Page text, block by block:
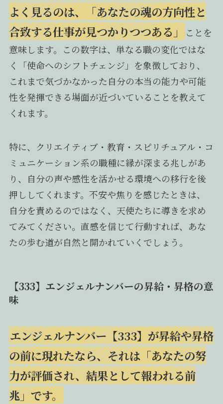
よく見るのは、「あなたの魂の方向性と
合致する仕事が見つかりつつある」ことを
意味します。この数字は、単なる職の変化ではな
く「使命へのシフトチェンジ」を象徴しており、
これまで気づかなかった自分の本当の能力や可能
性を発揮できる場面が近づいていることを教えて
くれます。
特に、クリエイティブ・教育・スピリチュアル・コ
ミュニケーション系の職種に縁が深まる兆しがあ
り、自分の声や感性を活かせる環境への移行を後
押ししてくれます。不安や焦りを感じたときは、
自分を責めるのではなく、天使たちに導きを求め
てみてください。直感を信じて行動すれば、あな
たの歩む道が自然と開かれていくでしょう。
【333】エンジェルナンバーの昇給・昇格の意
味
エンジェルナンバー【333】が昇給や昇格
の前に現れたなら、それは「あなたの努
力が評価され、結果として報われる前
兆」です。